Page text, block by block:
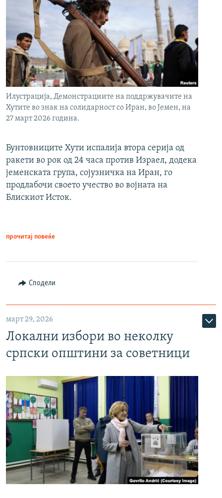
Илустрација, Демонстрациите на поддржувачите на
Хутите во знак на солидарност со Иран, во Јемен, на
27 март 2026 година.
Бунтовниците Хути испалија втора серија од
ракети во рок од 24 часа против Израел, додека
јеменската група, сојузничка на Иран, го
продлабочи своето учество во војната на
Блискиот Исток.
прочитај повеќе
Сподели
март 29, 2026
Локални избори во неколку
српски општини за советници